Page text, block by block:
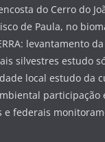
do Cerro do
de Paula, no
levantamento
silvestres estudo
local estudo da
participação
e federais